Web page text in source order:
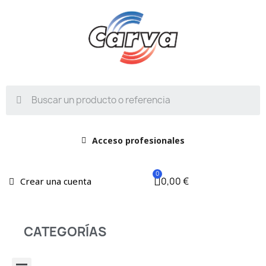
Acceso profesionales
Crear una cuenta 0,00 €
CATEGORÍAS